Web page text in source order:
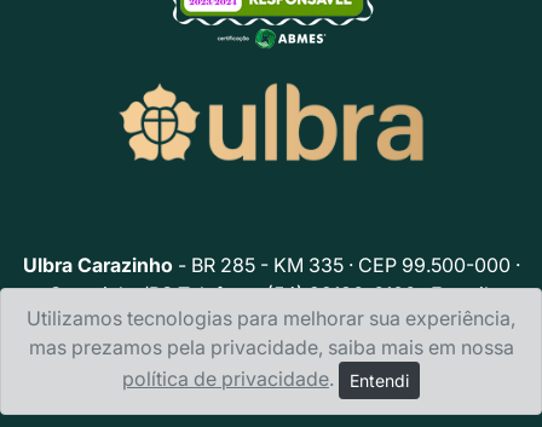
Ulbra Carazinho- BR 285 - KM 335 · CEP 99.500-000 ·
Carazinho/RS Telefone: (54) 99136-6106 · E-mail:
ulbracarazinho@ulbra.br
Política de privacidade
Utilizamos tecnologias para melhorar sua experiência,
mas prezamos pela privacidade, saiba mais em nossa
política de privacidade. Entendi